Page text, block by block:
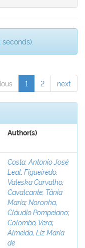
1 2 next
Author(s)
Costa, Antonio José
Leal;Figueiredo,
Valeska Carvalho;
Cavalcante, Tânia
Maria;Noronha,
Cláudio Pompeiano;
Colombo, Vera;
Almeida, Liz Maria
de